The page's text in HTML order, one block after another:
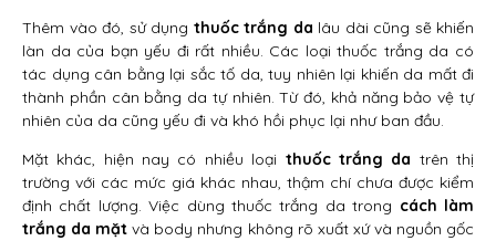
Thêm vào đó, sử dụng thuốc trắng da lâu dài cũng sẽ khiến
làn da của bạn yếu đi rất nhiều. Các loại thuốc trắng da có
tác dụng cân bằng lại sắc tố da, tuy nhiên lại khiến da mất đi
thành phần cân bằng da tự nhiên. Từ đó, khả năng bảo vệ tự
nhiên của da cũng yếu đi và khó hồi phục lại như ban đầu.
Mặt khác, hiện nay có nhiều loại thuốc trắng da trên thị
trường với các mức giá khác nhau, thậm chí chưa được kiểm
định chất lượng. Việc dùng thuốc trắng da trong cách làm
trắng da mặt và body nhưng không rõ xuất xứ và nguồn gốc